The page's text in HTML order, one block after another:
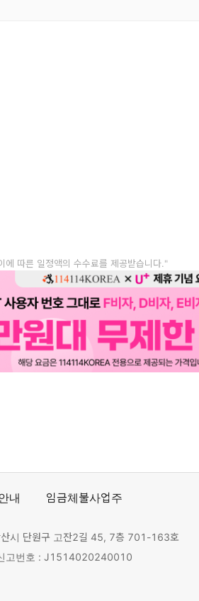
에 따른 일정액의 수수료를 제공받습니다."
내 임금체불사업주
산시 단원구 고잔2길 45, 7층 701-163호
고번호 : J1514020240010